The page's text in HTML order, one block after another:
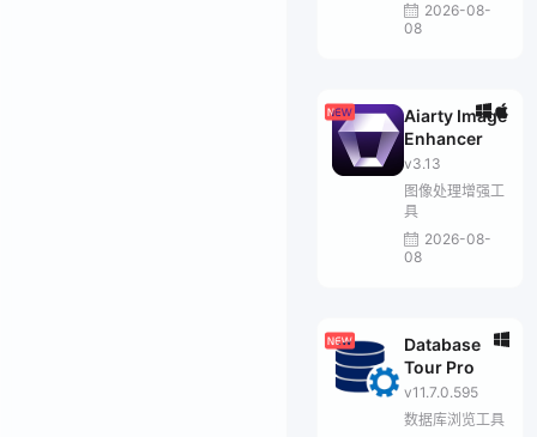
2026-08-
08
Aiarty Image
Enhancer
v3.13
图像处理增强工
具
2026-08-
08
Database
Tour Pro
v11.7.0.595
数据库浏览工具